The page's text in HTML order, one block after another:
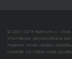
© 2007–2018 Iepirkumi.lv.
Informācijas pārpublicēšana
Imperum nenes nekādu
materiāli vai citāda veida